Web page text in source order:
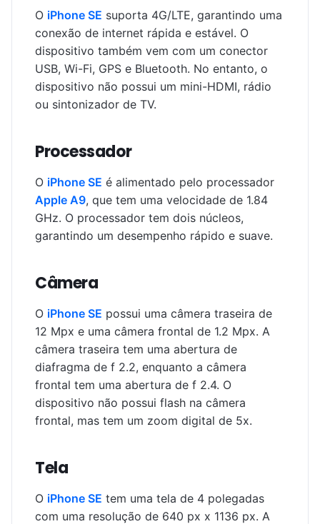
O iPhone SE suporta 4G/LTE, garantindo uma
conexão de internet rápida e estável. O
dispositivo também vem com um conector
USB, Wi-Fi, GPS e Bluetooth. No entanto, o
dispositivo não possui um mini-HDMI, rádio
ou sintonizador de TV.
Processador
O iPhone SE é alimentado pelo processador
Apple A9, que tem uma velocidade de 1.84
GHz. O processador tem dois núcleos,
garantindo um desempenho rápido e suave.
Câmera
O iPhone SE possui uma câmera traseira de
12 Mpx e uma câmera frontal de 1.2 Mpx. A
câmera traseira tem uma abertura de
diafragma de f 2.2, enquanto a câmera
frontal tem uma abertura de f 2.4. O
dispositivo não possui flash na câmera
frontal, mas tem um zoom digital de 5x.
Tela
O iPhone SE tem uma tela de 4 polegadas
com uma resolução de 640 px x 1136 px. A